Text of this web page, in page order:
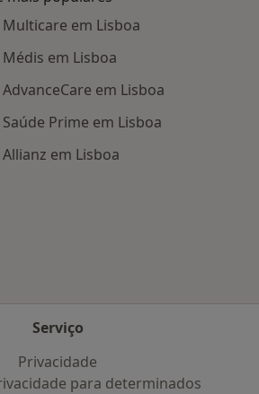
em Lisboa
em Lisboa
em Lisboa
Prime em Lisboa
em Lisboa
Serviço
Privacidade
para determinados